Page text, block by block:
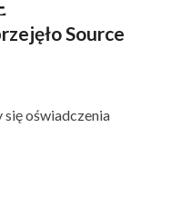
Source
się oświadczenia